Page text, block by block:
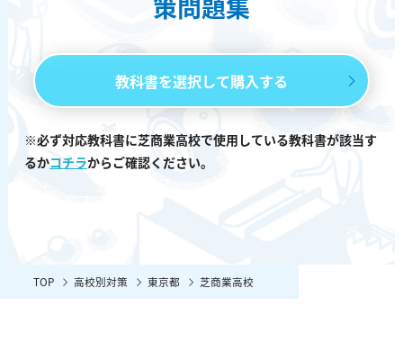
教科書を選択して購入する
※必ず対応教科書に芝商業高校で使用している教科書が該当す
るかコチラからご確認ください。
TOP 高校別対策 東京都 芝商業高校